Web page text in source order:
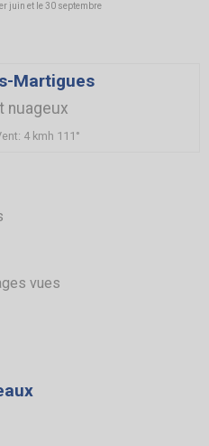
juin et le 30 septembre
Martigues
nuageux
4 kmh 111°
vues